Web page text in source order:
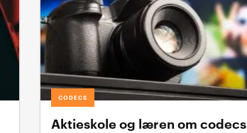
CODECS
Aktieskole og læren om codecs